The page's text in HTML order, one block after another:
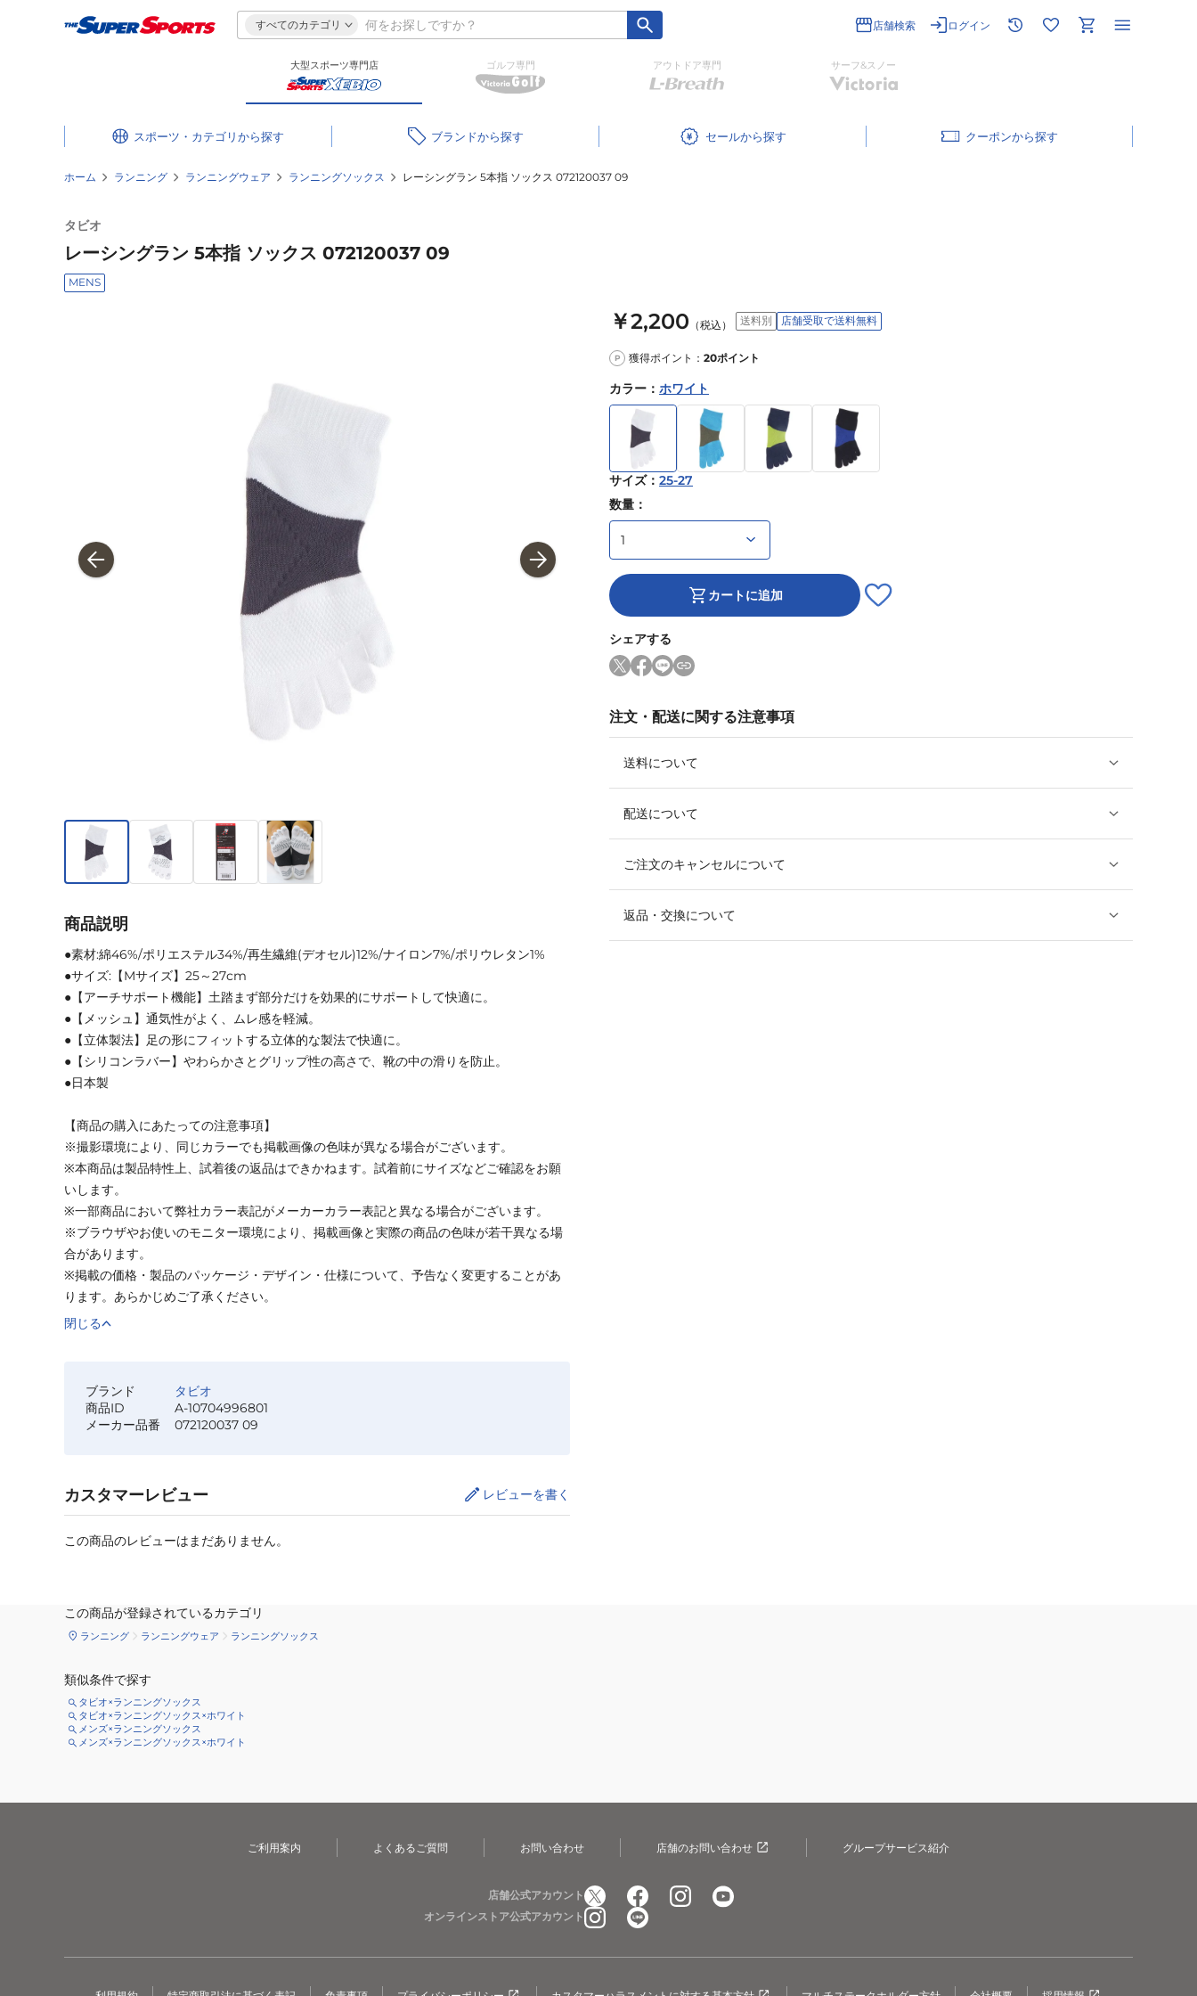
すべてのカテゴリ 店舗検索 ログイン
大型スポーツ専門店 ゴルフ専門 アウトドア専門 サーフ&スノー
スポーツ・カテゴリ ブランド セール クーポン
ホーム ランニング ランニングウェア ランニングソックス レーシングラン 5本指 ソックス 072120037 09
タビオ
レーシングラン 5本指 ソックス 072120037 09
MENS
￥2,200 （税込） 送料別 店舗受取で送料無料
P 獲得ポイント： 20ポイント
カラー ： ホワイト
サイズ： 25-27
数量：
カートに追加
シェアする
注文・配送に関する注意事項
送料について
配送について
ご注文のキャンセルについて
返品・交換について
商品説明
●素材:綿46%/ポリエステル34%/再生繊維(デオセル)12%/ナイロン7%/ポリウレタン1%
●サイズ:【Mサイズ】25～27cm
●【アーチサポート機能】土踏まず部分だけを効果的にサポートして快適に。
●【メッシュ】通気性がよく、ムレ感を軽減。
●【立体製法】足の形にフィットする立体的な製法で快適に。
●【シリコンラバー】やわらかさとグリップ性の高さで、靴の中の滑りを防止。
●日本製
【商品の購入にあたっての注意事項】
※撮影環境により、同じカラーでも掲載画像の色味が異なる場合がございます。
※本商品は製品特性上、試着後の返品はできかねます。試着前にサイズなどご確認をお願
いします。
※一部商品において弊社カラー表記がメーカーカラー表記と異なる場合がございます。
※ブラウザやお使いのモニター環境により、掲載画像と実際の商品の色味が若干異なる場
合があります。
※掲載の価格・製品のパッケージ・デザイン・仕様について、予告なく変更することがあ
ります。あらかじめご了承ください。
閉じる
ブランド
タビオ
商品ID
A-10704996801
メーカー品番
072120037 09
カスタマーレビュー レビューを書く
この商品のレビューはまだありません。
この商品が登録されているカテゴリ
ランニング ランニングウェア ランニングソックス
類似条件で探す
タビオ×ランニングソックス
タビオ×ランニングソックス×ホワイト
メンズ×ランニングソックス
メンズ×ランニングソックス×ホワイト
ご利用案内 よくあるご質問 お問い合わせ 店舗のお問い合わせ グループサービス紹介
店舗公式アカウント
オンラインストア公式アカウント